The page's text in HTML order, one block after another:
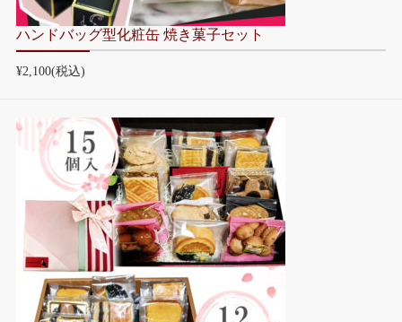
ハンドバッグ型化粧缶 焼き菓子セット
¥2,100(税込)